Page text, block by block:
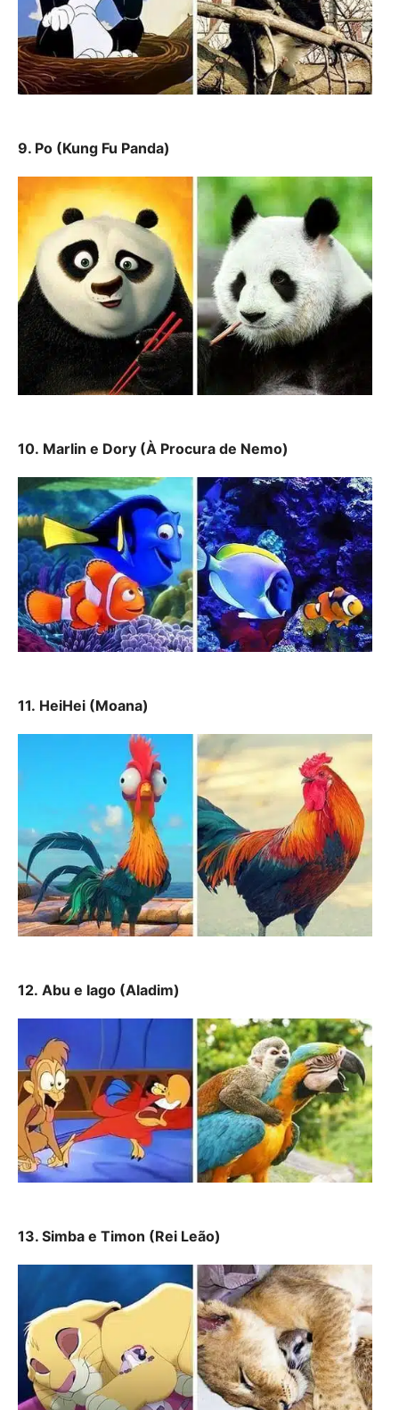
9. Po (Kung Fu Panda)
10. Marlin e Dory (À Procura de Nemo)
11. HeiHei (Moana)
12. Abu e Iago (Aladim)
13. Simba e Timon (Rei Leão)